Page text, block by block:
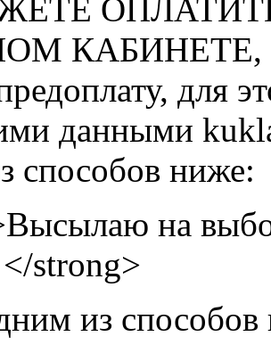
КАБИНЕТЕ,
для
данными
способов ниже:
на
strong>
из